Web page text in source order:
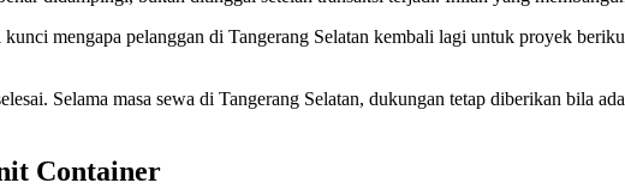
mengapa pelanggan di Tangerang Selatan kembali lagi untuk proyek
Selama masa sewa di Tangerang Selatan, dukungan tetap diberikan bila
Container